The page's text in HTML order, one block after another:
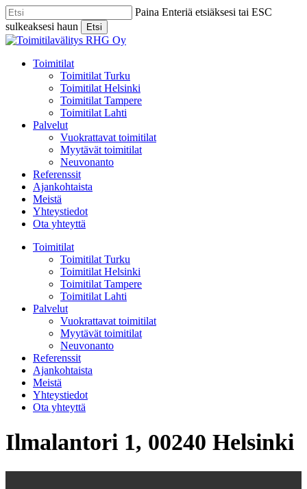
Skip
to
main
content
Paina Enteriä etsiäksesi tai ESC
sulkeaksesi haun
Etsi
Close
Menu
Toimitilat
Toimitilat Turku
Toimitilat Helsinki
Toimitilat Tampere
Toimitilat Lahti
Palvelut
Vuokrattavat toimitilat
Myytävät toimitilat
Neuvonanto
Referenssit
Ajankohtaista
Meistä
Yhteystiedot
Ota yhteyttä
Toimitilat
Toimitilat Turku
Toimitilat Helsinki
Toimitilat Tampere
Toimitilat Lahti
Palvelut
Vuokrattavat toimitilat
Myytävät toimitilat
Neuvonanto
Referenssit
Ajankohtaista
Meistä
Yhteystiedot
Ota yhteyttä
Ilmalantori 1, 00240 Helsinki